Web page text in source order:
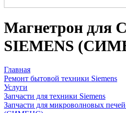
Магнетрон для
SIEMENS
Главная
Ремонт бытовой техники Siemens
Услуги
Запчасти для техники Siemens
Запчасти для микроволновых